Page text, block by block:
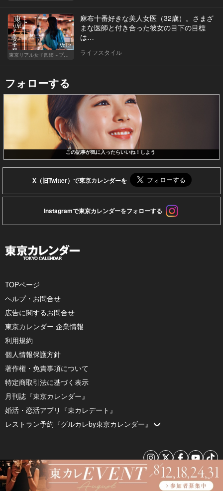
Vol.2
麻布十番好きな美人女医（32歳）。さまざ
まな医師と付き合った彼女の目下の目標
は…
ライフスタイル
フォローする
この記事が気に入ったらいいね！しよう
X（旧Twitter）で東京カレンダーを
Instagramで東京カレンダーをフォローする
TOPページ
ヘルプ・お問合せ
広告に関するお問合せ
東京カレンダー 企業情報
利用規約
個人情報保護方針
著作権・免責事項について
特定商取引法に基づく表示
月刊誌『東京カレンダー』
婚活・恋活アプリ『東カレデート』
レストラン予約『グルカレby東京カレンダー』
© 2026 by Tokyo Calendar, Inc.